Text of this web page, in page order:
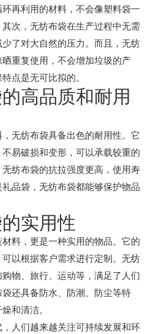
再利用的材料，不会像塑料袋一
次，无纺布袋在生产过程中无需
了对大自然的压力。而且，无纺
重复使用，不会增加垃圾的产
点是无可比拟的。
高品质和耐用
无纺布袋具备出色的耐用性。它
易破损和变形，可以承载较重的
纺布袋的抗拉强度更高，使用寿
品袋，无纺布袋都能够保护物品
实用性
料，更是一种实用的物品。它的
以根据客户需求进行定制。无纺
物、旅行、运动等，满足了人们
还具备防水、防潮、防尘等特
和清洁。
人们越来越关注可持续发展和环